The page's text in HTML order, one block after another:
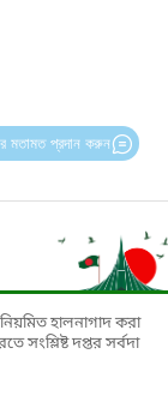
মতামত প্রদান করুন
হালনাগাদ করা
সংশ্লিষ্ট দপ্তর সর্বদা